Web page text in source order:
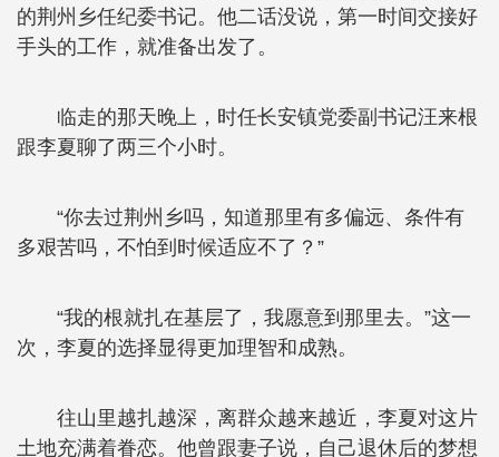
的荆州乡任纪委书记。他二话没说，第一时间交接好
手头的工作，就准备出发了。
临走的那天晚上，时任长安镇党委副书记汪来根
跟李夏聊了两三个小时。
“你去过荆州乡吗，知道那里有多偏远、条件有
多艰苦吗，不怕到时候适应不了？”
“我的根就扎在基层了，我愿意到那里去。”这一
次，李夏的选择显得更加理智和成熟。
往山里越扎越深，离群众越来越近，李夏对这片
土地充满着眷恋。他曾跟妻子说，自己退休后的梦想